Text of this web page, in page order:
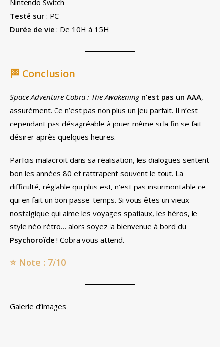
Nintendo Switch
Testé sur : PC
Durée de vie : De 10H à 15H
🏁 Conclusion
Space Adventure Cobra : The Awakening n’est pas un AAA,
assurément. Ce n’est pas non plus un jeu parfait. Il n’est
cependant pas désagréable à jouer même si la fin se fait
désirer après quelques heures.
Parfois maladroit dans sa réalisation, les dialogues sentent
bon les années 80 et rattrapent souvent le tout. La
difficulté, réglable qui plus est, n’est pas insurmontable ce
qui en fait un bon passe-temps. Si vous êtes un vieux
nostalgique qui aime les voyages spatiaux, les héros, le
style néo rétro… alors soyez la bienvenue à bord du
Psychoroïde ! Cobra vous attend.
⭐ Note : 7/10
Galerie d’images